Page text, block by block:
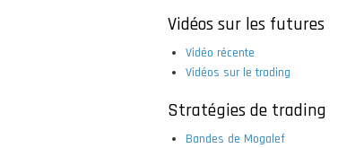
Vidéos sur les futures
Vidéo récente
Vidéos sur le trading
Stratégies de trading
Bandes de Mogalef